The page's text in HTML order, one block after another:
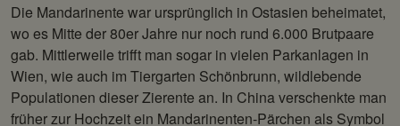
Die Mandarinente war ursprünglich in Ostasien beheimatet,
wo es Mitte der 80er Jahre nur noch rund 6.000 Brutpaare
gab. Mittlerweile trifft man sogar in vielen Parkanlagen in
Wien, wie auch im Tiergarten Schönbrunn, wildlebende
Populationen dieser Zierente an. In China verschenkte man
früher zur Hochzeit ein Mandarinenten-Pärchen als Symbol